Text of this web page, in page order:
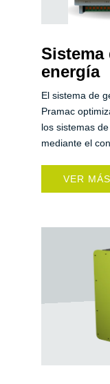
Sistema
energía
El sistema de
Pramac
los sistemas
mediante el
VER MÁS